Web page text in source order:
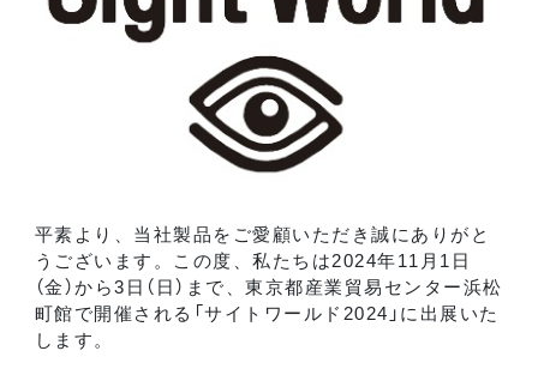
平素より、当社製品をご愛顧いただき誠にありがと
うございます。この度、私たちは2024年11月1日
（金）から3日（日）まで、東京都産業貿易センター浜松
町館で開催される「サイトワールド2024」に出展いた
します。